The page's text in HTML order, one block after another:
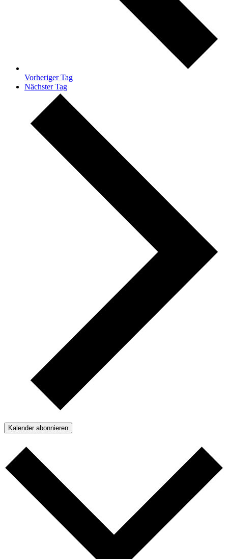
Vorheriger Tag
Nächster Tag
Kalender abonnieren